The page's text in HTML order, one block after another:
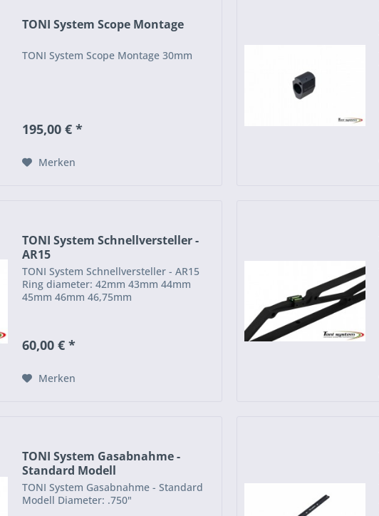
TONI System Scope Montage
TONI System Scope Montage 30mm
195,00 € *
Merken
TONI System Schnellversteller -
AR15
TONI System Schnellversteller - AR15
Ring diameter: 42mm 43mm 44mm
45mm 46mm 46,75mm
60,00 € *
Merken
TONI System Gasabnahme -
Standard Modell
TONI System Gasabnahme - Standard
Modell Diameter: .750"